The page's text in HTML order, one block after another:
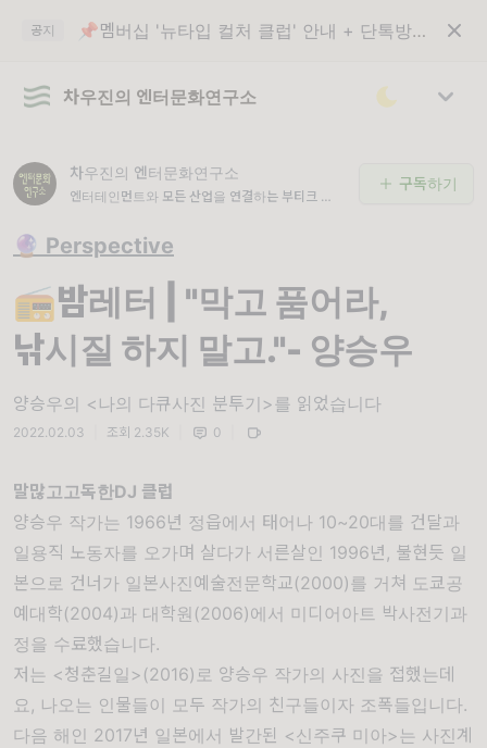
공지 📌멤버십 '뉴타입 컬처 클럽' 안내 + 단톡방 입장 코드
차우진의 엔터문화연구소
차우진의 엔터문화연구소
엔터테인먼트와 모든 산업을 연결하는 부티크 연구
구독하기
🔮 Perspective
📻밤레터 | "막고 품어라,
낚시질 하지 말고."- 양승우
양승우의 <나의 다큐사진 분투기>를 읽었습니다
2022.02.03 조회 2.35K 0
말많고고독한DJ 클럽
양승우 작가는 1966년 정읍에서 태어나 10~20대를 건달과
일용직 노동자를 오가며 살다가 서른살인 1996년, 불현듯 일
본으로 건너가 일본사진예술전문학교(2000)를 거쳐 도쿄공
예대학(2004)과 대학원(2006)에서 미디어아트 박사전기과
정을 수료했습니다.
저는 <청춘길일>(2016)로 양승우 작가의 사진을 접했는데
요, 나오는 인물들이 모두 작가의 친구들이자 조폭들입니다.
다음 해인 2017년 일본에서 발간된 <신주쿠 미아>는 사진계